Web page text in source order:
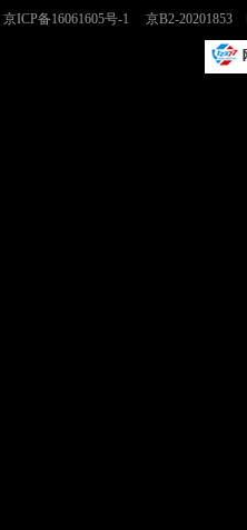
京ICP备16061605号-1
京B2-20201853